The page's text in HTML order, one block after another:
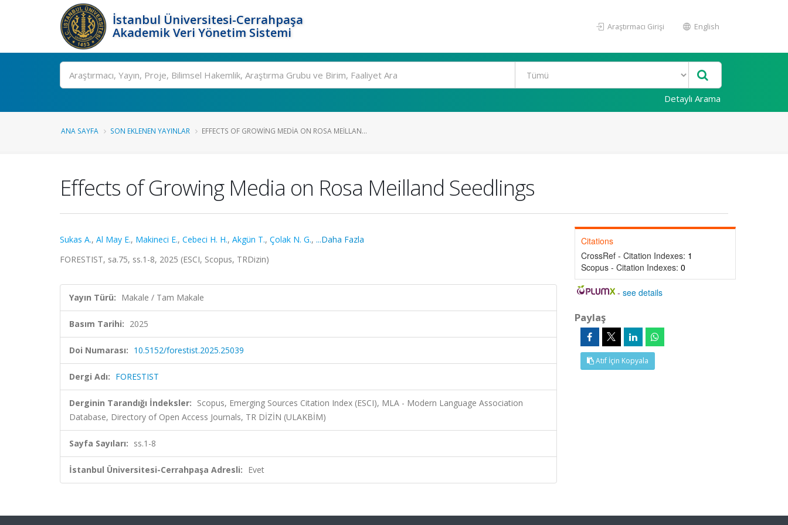
İstanbul Üniversitesi-Cerrahpaşa
Akademik Veri Yönetim Sistemi
Araştırmacı Girişi English
Ara
Detaylı Arama
ANA SAYFA SON EKLENEN YAYINLAR EFFECTS OF GROWING MEDIA ON ROSA MEILLAN...
Effects of Growing Media on Rosa Meilland Seedlings
Sukas A., Al May E., Makineci E., Cebeci H. H., Akgün T., Çolak N. G., ...Daha Fazla
FORESTIST, sa.75, ss.1-8, 2025 (ESCI, Scopus, TRDizin)
Yayın Türü: Makale / Tam Makale
Basım Tarihi: 2025
Doi Numarası: 10.5152/forestist.2025.25039
Dergi Adı: FORESTIST
Derginin Tarandığı İndeksler: Scopus, Emerging Sources Citation Index (ESCI), MLA - Modern Language Association
Database, Directory of Open Access Journals, TR DİZİN (ULAKBİM)
Sayfa Sayıları: ss.1-8
İstanbul Üniversitesi-Cerrahpaşa Adresli: Evet
Citations
CrossRef - Citation Indexes: 1
Scopus - Citation Indexes: 0
-see details
Paylaş
Atıf İçin Kopyala